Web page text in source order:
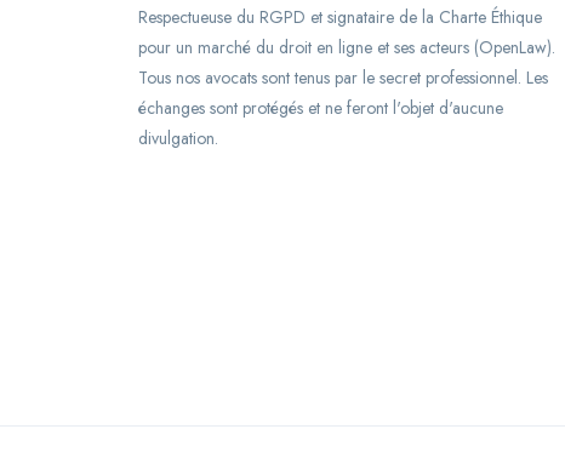
Respectueuse du RGPD et signataire de la Charte Éthique
pour un marché du droit en ligne et ses acteurs (OpenLaw).
Tous nos avocats sont tenus par le secret professionnel. Les
échanges sont protégés et ne feront l'objet d'aucune
divulgation.